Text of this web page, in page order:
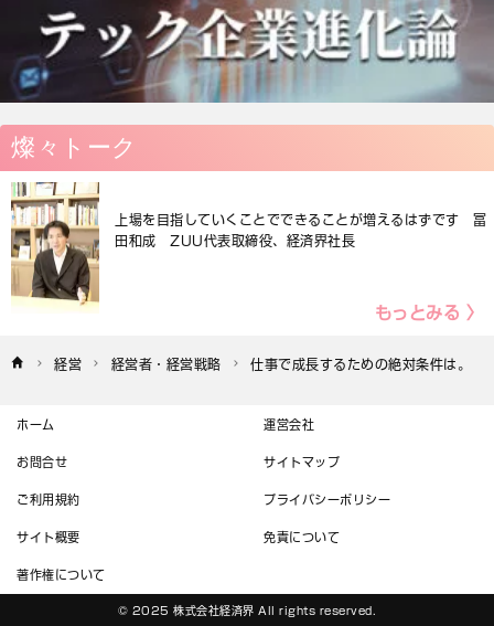
燦々トーク
上場を目指していくことでできることが増えるはずです 冨
田和成 ZUU代表取締役、経済界社長
もっとみる 〉
経営 経営者・経営戦略 仕事で成長するための絶対条件は。
ホーム 運営会社
お問合せ サイトマップ
ご利用規約 プライバシーポリシー
サイト概要 免責について
著作権について
© 2025 株式会社経済界 All rights reserved.